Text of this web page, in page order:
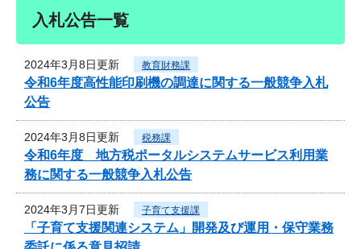
入札公告一覧
2024年3月8日更新 教育財務課
令和6年度高性能印刷機の調達に関する一般競争入札
公告
2024年3月8日更新 税務課
令和6年度 地方税ポータルシステムサービス利用業
務に関する一般競争入札公告
2024年3月7日更新 子育て支援課
「子育て支援関連システム」開発及び運用・保守業務